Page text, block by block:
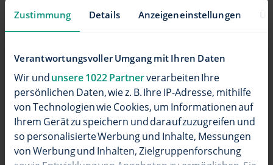
Zustimmung Details Anzeigeneinstellungen
Verantwortungsvoller Umgang mit Ihren Daten
Wir undunsere 1022 Partnerverarbeiten Ihre
persönlichen Daten, wie z. B. Ihre IP-Adresse, mithilfe
von Technologien wie Cookies, um Informationen auf
Ihrem Gerät zu speichern und darauf zuzugreifen und
so personalisierte Werbung und Inhalte, Messungen
von Werbung und Inhalten, Zielgruppenforschung
bintec elmeg
autphone